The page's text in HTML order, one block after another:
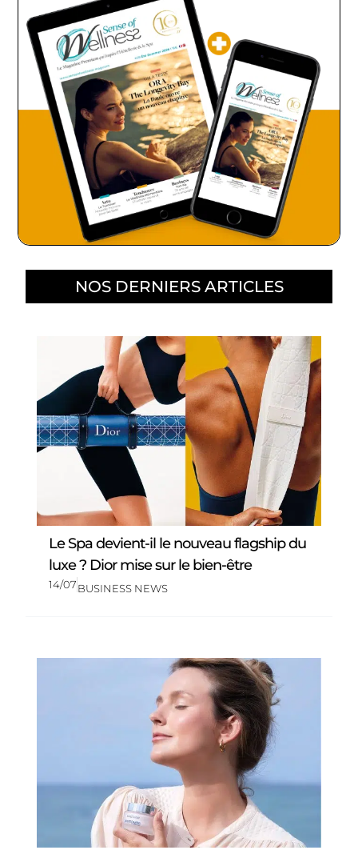
NOS DERNIERS ARTICLES
Le Spa devient-il le nouveau flagship du
luxe ? Dior mise sur le bien-être
14/07BUSINESS NEWS